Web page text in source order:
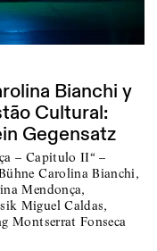
Bianchi y
Cultural:
Gegensatz
– Capitulo II“ –
Carolina Bianchi,
Mendonça,
Miguel Caldas,
Montserrat Fonseca